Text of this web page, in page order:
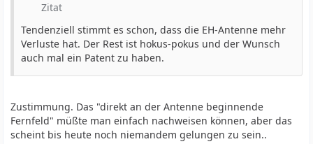
Zitat
Tendenziell stimmt es schon, dass die EH-Antenne mehr
Verluste hat. Der Rest ist hokus-pokus und der Wunsch
auch mal ein Patent zu haben.
Zustimmung. Das "direkt an der Antenne beginnende
Fernfeld" müßte man einfach nachweisen können, aber das
scheint bis heute noch niemandem gelungen zu sein..